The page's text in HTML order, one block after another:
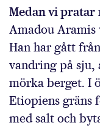
Medan vi pratar
Amadou Aramis
Han har gått
vandring på
mörka berget. I
Etiopiens gräns
med salt och